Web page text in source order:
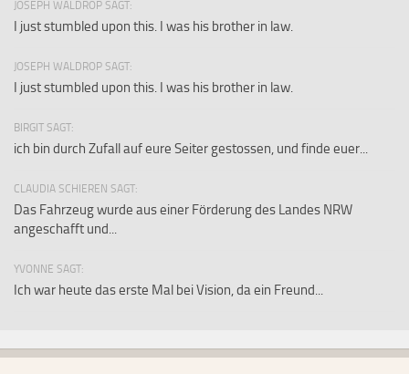
JOSEPH WALDROP SAGT:
I just stumbled upon this. I was his brother in law.
JOSEPH WALDROP SAGT:
I just stumbled upon this. I was his brother in law.
BIRGIT SAGT:
ich bin durch Zufall auf eure Seiter gestossen, und finde euer...
CLAUDIA SCHIEREN SAGT:
Das Fahrzeug wurde aus einer Förderung des Landes NRW
angeschafft und...
YVONNE SAGT:
Ich war heute das erste Mal bei Vision, da ein Freund...